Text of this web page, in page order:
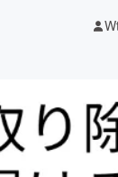
ム・サービス開発